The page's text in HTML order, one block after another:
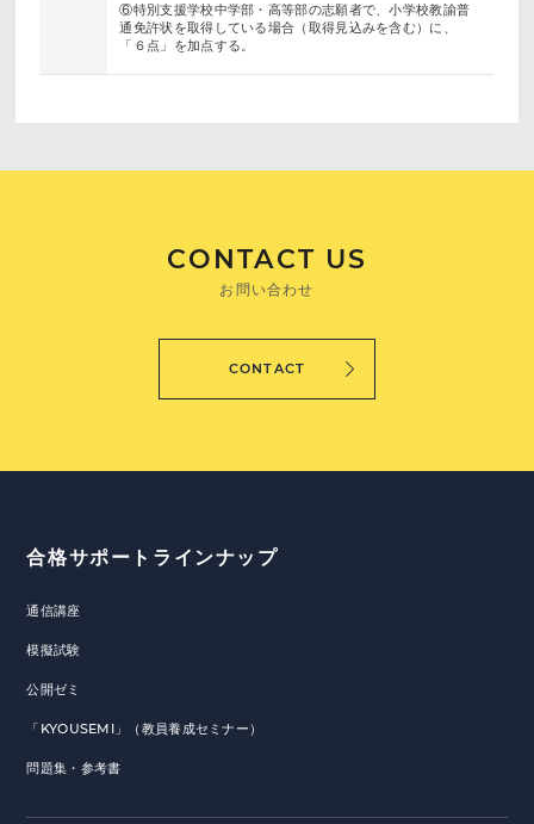
⑥特別支援学校中学部・高等部の志願者で、小学校教諭普
通免許状を取得している場合（取得見込みを含む）に、
「６点」を加点する。
CONTACT US
お問い合わせ
CONTACT
合格サポートラインナップ
通信講座
模擬試験
公開ゼミ
「KYOUSEMI」（教員養成セミナー）
問題集・参考書